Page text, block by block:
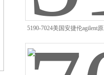
5190-7024美国安捷伦agilent
件批发*